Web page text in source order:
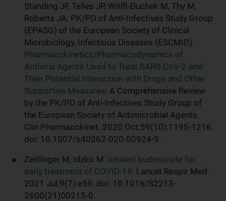
Standing JF, Telles JP, Wölfl-Duchek M, Thy M,
Roberts JA; PK/PD of Anti-Infectives Study Group
(EPASG) of the European Society of Clinical
Microbiology, Infectious Diseases (ESCMID).
Pharmacokinetics/Pharmacodynamics of
Antiviral Agents Used to Treat SARS-CoV-2 and
Their Potential Interaction with Drugs and Other
Supportive Measures: A Comprehensive Review
by the PK/PD of Anti-Infectives Study Group of
the European Society of Antimicrobial Agents.
Clin Pharmacokinet. 2020 Oct;59(10):1195-1216.
doi: 10.1007/s40262-020-00924-9.
Zeitlinger M, Idzko M. Inhaled budesonide for
early treatment of COVID-19. Lancet Respir Med.
2021 Jul;9(7):e59. doi: 10.1016/S2213-
2600(21)00215-0.